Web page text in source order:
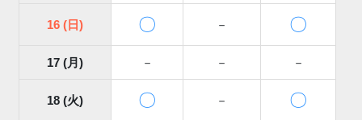
16 (日) 〇 － 〇
17 (月) － － －
18 (火) 〇 － 〇